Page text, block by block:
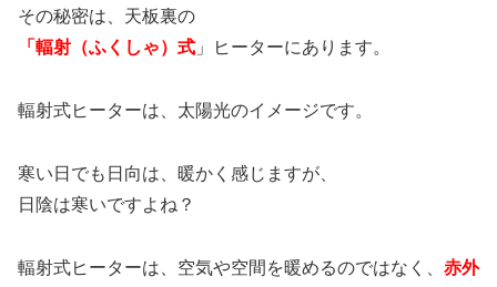
その秘密は、天板裏の
「輻射（ふくしゃ）式 」ヒーターにあります。
輻射式ヒーターは、太陽光のイメージです。
寒い日でも日向は、暖かく感じますが、
日陰は寒いですよね？
輻射式ヒーターは、空気や空間を暖めるのではなく、 赤外